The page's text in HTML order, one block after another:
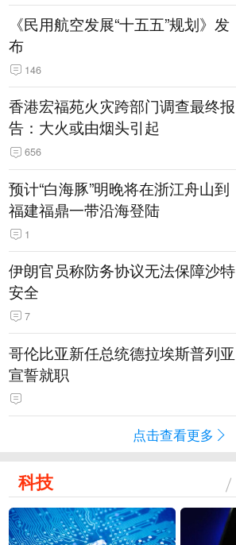
《民用航空发展“十五五”规划》发
布
146
香港宏福苑火灾跨部门调查最终报
告：大火或由烟头引起
656
预计“白海豚”明晚将在浙江舟山到
福建福鼎一带沿海登陆
1
伊朗官员称防务协议无法保障沙特
安全
7
哥伦比亚新任总统德拉埃斯普列亚
宣誓就职
点击查看更多
科技